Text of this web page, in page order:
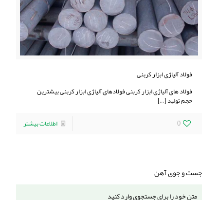
فولاد آلیاژی ابزار کربنی
فولاد های آلیاژی ابزار کربنی فولادهای آلیاژی ابزار کربنی بیشترین
حجم تولید[…]
0
اطلاعات بیشتر
جست و جوی آهن